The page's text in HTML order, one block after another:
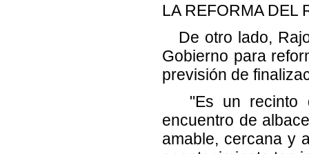
LA REFORMA DEL
De otro lado,
Gobierno para
previsión de
"Es un recinto
encuentro de
amable, cercana y